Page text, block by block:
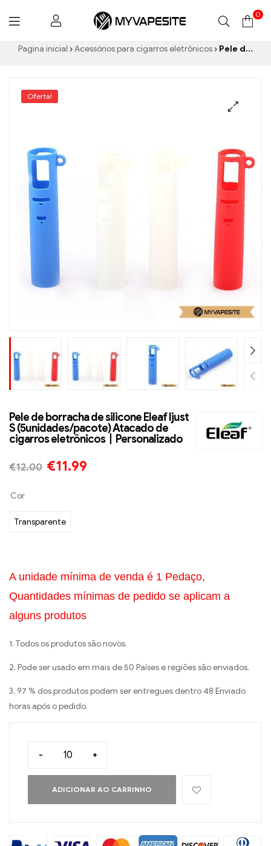
Myvapesite.de
0
Pagina inicial Acessórios para cigarros eletrônicos Pele de borracha de silicone Eleaf Ijust S (5unidades/pacote) Atacado de cigarros eletrônicos丨Personalizado
Oferta!
Pele de borracha de silicone Eleaf Ijust
S (5unidades/pacote) Atacado de
cigarros eletrônicos丨Personalizado
€12.00 €11.99
Cor
Transparente
A unidade mínima de venda é 1 Pedaço,
Quantidades mínimas de pedido se aplicam a
alguns produtos
1. Todos os produtos são novos.
2. Pode ser usado em mais de 50 Países e regiões são enviados.
3. 97 % dos produtos podem ser entregues dentro 48 Enviado
horas após o pedido.
- +
ADICIONAR AO CARRINHO